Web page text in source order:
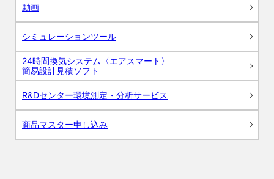
動画
シミュレーションツール
24時間換気システム〈エアスマート〉
簡易設計見積ソフト
R&Dセンター環境測定・分析サービス
商品マスター申し込み